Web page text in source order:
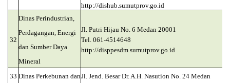
http://dishub.sumutprov.go.id
32
Dinas Perindustrian,
Perdagangan, Energi
dan Sumber Daya
Mineral
Jl. Putri Hijau No. 6 Medan 20001
Tel. 061-4514648
http://disppesdm.sumutprov.go.id
33 Dinas Perkebunan danJl. Jend. Besar Dr. A.H. Nasution No. 24 Medan